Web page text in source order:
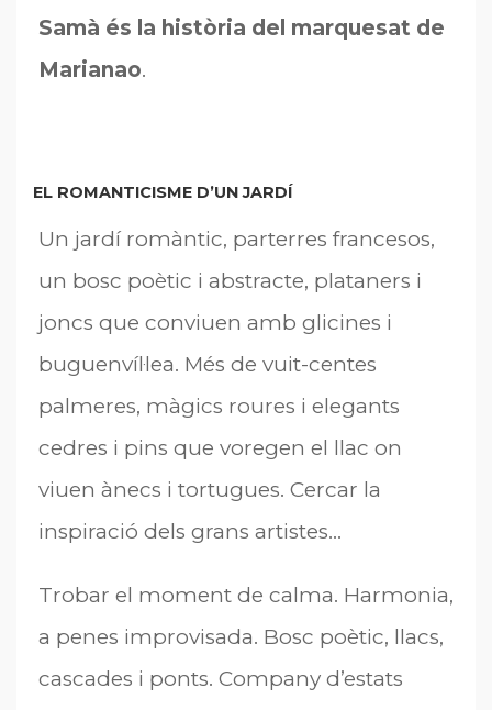
Samà és la història del marquesat de
Marianao.
EL ROMANTICISME D’UN JARDÍ
Un jardí romàntic, parterres francesos,
un bosc poètic i abstracte, plataners i
joncs que conviuen amb glicines i
buguenvíl·lea. Més de vuit-centes
palmeres, màgics roures i elegants
cedres i pins que voregen el llac on
viuen ànecs i tortugues. Cercar la
inspiració dels grans artistes…
Trobar el moment de calma. Harmonia,
a penes improvisada. Bosc poètic, llacs,
cascades i ponts. Company d’estats